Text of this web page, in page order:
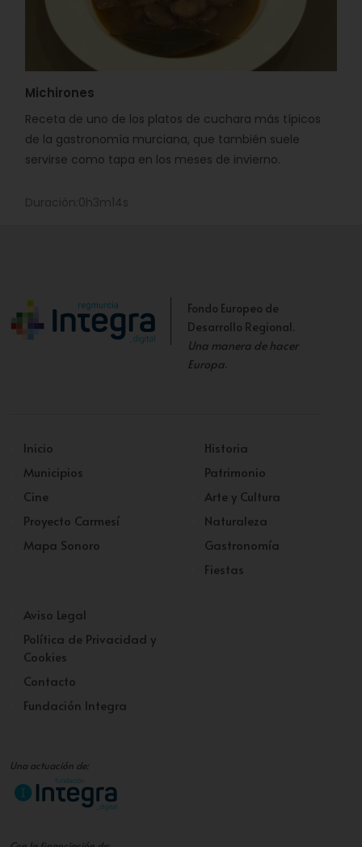
Michirones
Receta de uno de los platos de cuchara más típicos
de la gastronomía murciana, que también suele
servirse como tapa en los meses de invierno.
Duración:0h3m14s
Fondo Europeo de
Desarrollo Regional.
Una manera de hacer
Europa.
Inicio
Municipios
Cine
Proyecto Carmesí
Mapa Sonoro
Historia
Patrimonio
Arte y Cultura
Naturaleza
Gastronomía
Fiestas
Aviso Legal
Política de Privacidad y
Cookies
Contacto
Fundación Integra
Una actuación de: